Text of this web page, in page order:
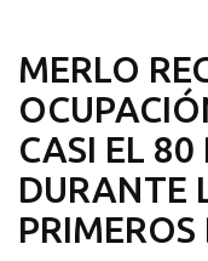
MERLO
CASI EL 80
DURANTE